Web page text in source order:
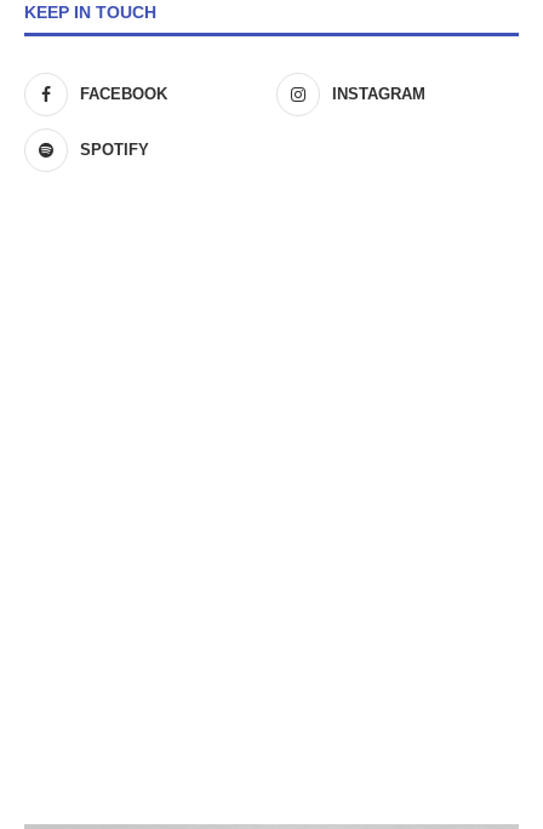
KEEP IN TOUCH
FACEBOOK INSTAGRAM
SPOTIFY